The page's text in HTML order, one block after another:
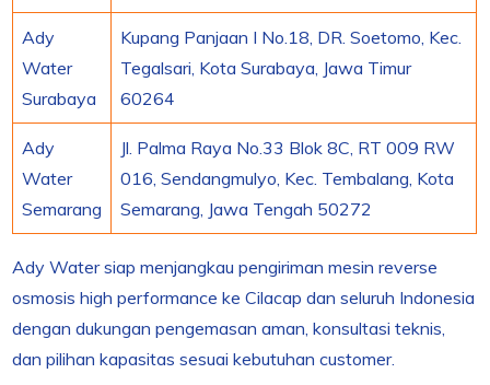
Ady
Water
Surabaya
Kupang Panjaan I No.18, DR. Soetomo, Kec.
Tegalsari, Kota Surabaya, Jawa Timur
60264
Ady
Water
Semarang
Jl. Palma Raya No.33 Blok 8C, RT 009 RW
016, Sendangmulyo, Kec. Tembalang, Kota
Semarang, Jawa Tengah 50272
Ady Water siap menjangkau pengiriman mesin reverse
osmosis high performance ke Cilacap dan seluruh Indonesia
dengan dukungan pengemasan aman, konsultasi teknis,
dan pilihan kapasitas sesuai kebutuhan customer.